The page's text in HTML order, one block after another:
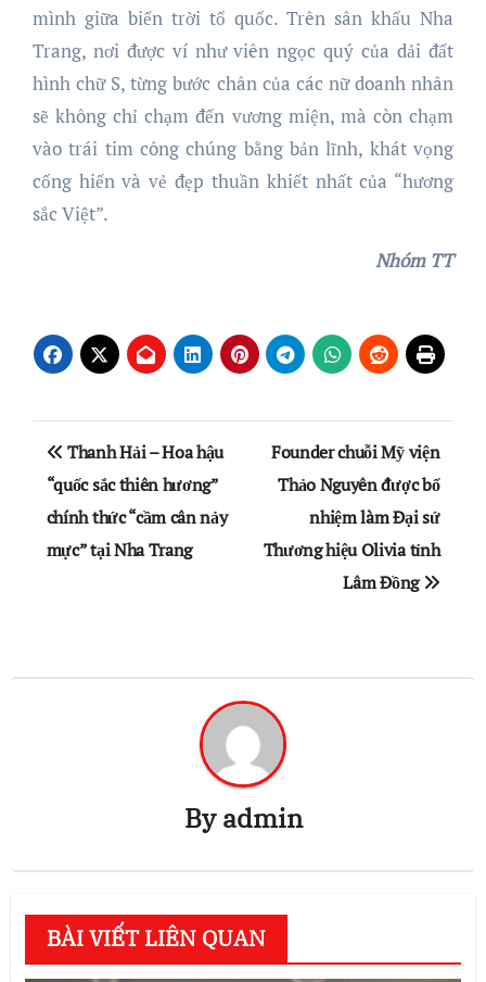
mình giữa biển trời tổ quốc. Trên sân khấu Nha
Trang, nơi được ví như viên ngọc quý của dải đất
hình chữ S, từng bước chân của các nữ doanh nhân
sẽ không chỉ chạm đến vương miện, mà còn chạm
vào trái tim công chúng bằng bản lĩnh, khát vọng
cống hiến và vẻ đẹp thuần khiết nhất của “hương
sắc Việt”.
Nhóm TT
Điều
hướng
bài
viết
Thanh Hải – Hoa hậu
“quốc sắc thiên hương”
chính thức “cầm cân nảy
mực” tại Nha Trang
Founder chuỗi Mỹ viện
Thảo Nguyên được bổ
nhiệm làm Đại sứ
Thương hiệu Olivia tỉnh
Lâm Đồng
Byadmin
BÀI VIẾT LIÊN QUAN